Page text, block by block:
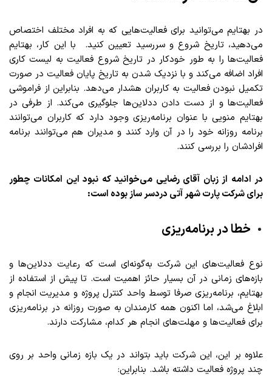
در بهتایم می‌توانید برای فعالیت‌هایی که به افراد مختلف اختصاص
می‌دهید، تاریخ شروع و سررسید تعیین کنید. با این کار، بهتایم
فعالیت‌ها را به طور خودکار در تاریخ شروع فعالیت به لیست کاری
افراد اضافه می‌کند و با نزدیک شدن به تاریخ پایان فعالیت در صورت
تکمیل نبودن فعالیت به کاربران هشدار می‌دهد. بنابراین از فراموشی
فعالیت‌ها و از دست دادن ددلاین‌ها جلوگیری می‌کند. از طرفی در
بهتایم منویی با عنوان برنامه‌ریزی وجود دارد که کاربران می‌توانند
برنامه روزانه خود را در آن وارد کنند و مدیران هم می‌توانند برنامه
افرادشان را بررسی کنند.
در ادامه از زبان آقای رضایی می‌خوانید که نبود این امکانات چطور
برای شرکت پارت شهر آتی دردسر ساز بوده است:
خطا در برنامه­‌ریزی
نوع فعالیت‌­های این شرکت به‌­گونه‌­ای است که رعایت ددلاین‌ها و
بازه‌­های زمانی در آن بسیار حائز اهمیت است. تا پیش از استفاده از
بهتایم، برنامه‌­ریزی صرفا توسط واحد کنترل پروژه و مدیریت انجام و
ابلاغ می‌­شد، اما اکنون همه کارمندان به ‌­صورت روزانه در برنامه­‌ریزی
برای فعالیت‌ه­ا و مهلت­‌های انجام هر کدام، مشارکت دارند.
علاوه بر این، این شرکت باید بتواند در یک بازه زمانی واحد بر روی
چند پروژه فعالیت داشته باشد. بنابراین: